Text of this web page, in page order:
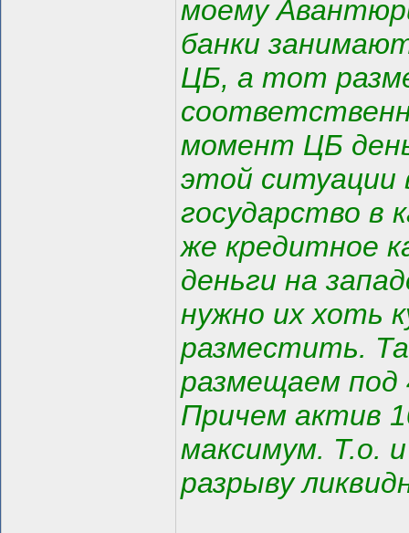
моему
банки
ЦБ, а тот
момент ЦБ
этой ситуации
государство в
же кредитное
деньги на
нужно их хоть
разместить.
размещаем под
Причем актив
максимум. Т.о.
разрыву